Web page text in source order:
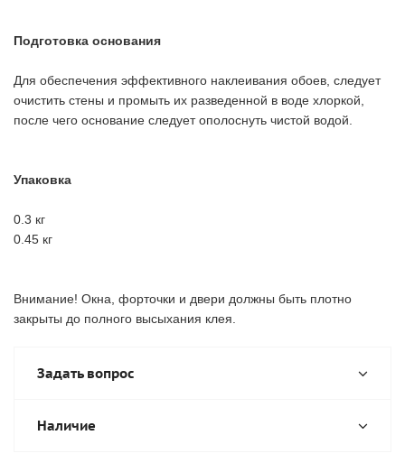
Подготовка основания
Для обеспечения эффективного наклеивания обоев, следует
очистить стены и промыть их разведенной в воде хлоркой,
после чего основание следует ополоснуть чистой водой.
Упаковка
0.3 кг
0.45 кг
Внимание! Окна, форточки и двери должны быть плотно
закрыты до полного высыхания клея.
Задать вопрос
Наличие